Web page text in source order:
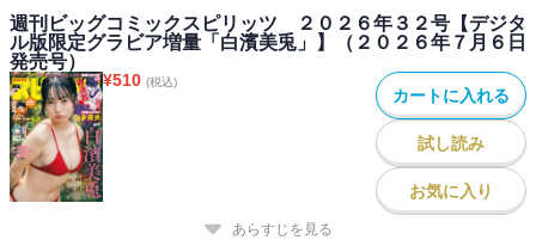
週刊ビッグコミックスピリッツ ２０２６年３２号【デジタ
ル版限定グラビア増量「白濱美兎」】（２０２６年７月６日
発売号）
¥510 (税込)
カートに入れる
試し読み
お気に入り
あらすじを見る